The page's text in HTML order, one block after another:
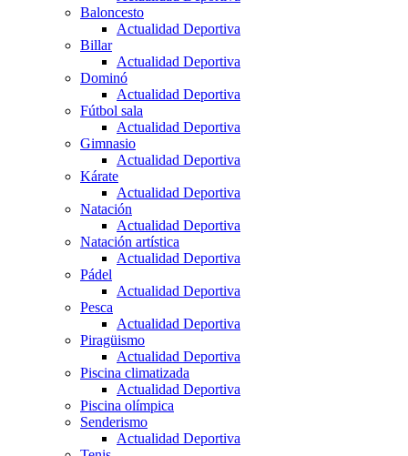
Baloncesto
Actualidad Deportiva
Billar
Actualidad Deportiva
Dominó
Actualidad Deportiva
Fútbol sala
Actualidad Deportiva
Gimnasio
Actualidad Deportiva
Kárate
Actualidad Deportiva
Natación
Actualidad Deportiva
Natación artística
Actualidad Deportiva
Pádel
Actualidad Deportiva
Pesca
Actualidad Deportiva
Piragüismo
Actualidad Deportiva
Piscina climatizada
Actualidad Deportiva
Piscina olímpica
Senderismo
Actualidad Deportiva